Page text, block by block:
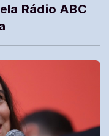
Rádio ABC